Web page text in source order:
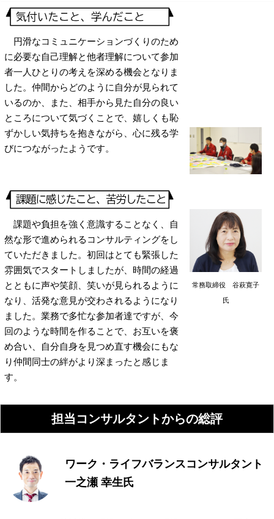
円滑なコミュニケーションづくりのため
に必要な自己理解と他者理解について参加
者一人ひとりの考えを深める機会となりま
した。仲間からどのように自分が見られて
いるのか、また、相手から見た自分の良い
ところについて気づくことで、嬉しくも恥
ずかしい気持ちを抱きながら、心に残る学
びにつながったようです。
課題や負担を強く意識することなく、自
然な形で進められるコンサルティングをし
ていただきました。初回はとても緊張した
雰囲気でスタートしましたが、時間の経過
とともに声や笑顔、笑いが見られるように
なり、活発な意見が交わされるようになり
ました。業務で多忙な参加者達ですが、今
回のような時間を作ることで、お互いを褒
め合い、自分自身を見つめ直す機会にもな
り仲間同士の絆がより深まったと感じま
す。
常務取締役 谷萩寛子
氏
担当コンサルタントからの総評
ワーク・ライフバランスコンサルタント
一之瀬 幸生氏